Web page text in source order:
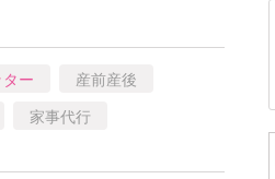
ー
産前産後
家事代行